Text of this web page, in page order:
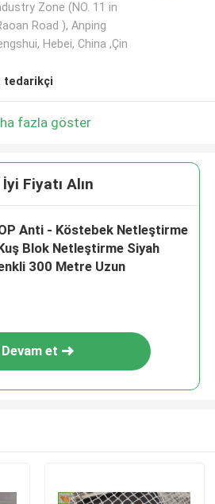
Zone (NO. 11 in
Road ), Anping
Hebei, China ,Çin
tedarikçi
fazla göster
İyi Fiyatı Alın
Anti - Köstebek Netleştirme
Blok Netleştirme Siyah
300 Metre Uzun
Devam et